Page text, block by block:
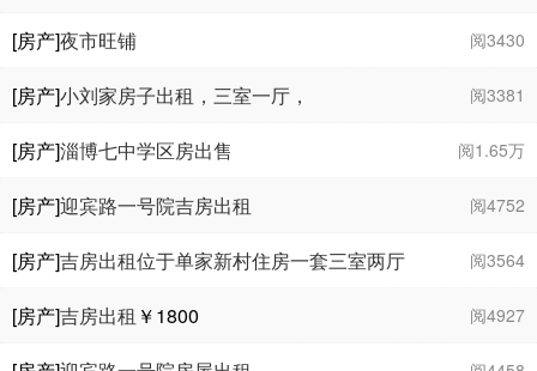
阅3430
[房产]夜市旺铺
阅3381
[房产]小刘家房子出租，三室一厅，
阅1.65万
[房产]淄博七中学区房出售
阅4752
[房产]迎宾路一号院吉房出租
阅3564
[房产]吉房出租位于单家新村住房一套三室两厅
一卫面积88平米水电气，家具齐全。
阅4927
[房产]吉房出租 ￥1800